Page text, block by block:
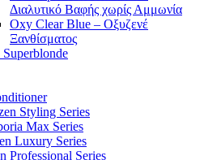
Διαλυτικό Βαφής χωρίς Αμμωνία
Oxy Clear Blue – Οξυζενέ
Ξανθίσματος
Styling Series
Max Series
Luxury Series
Professional Series